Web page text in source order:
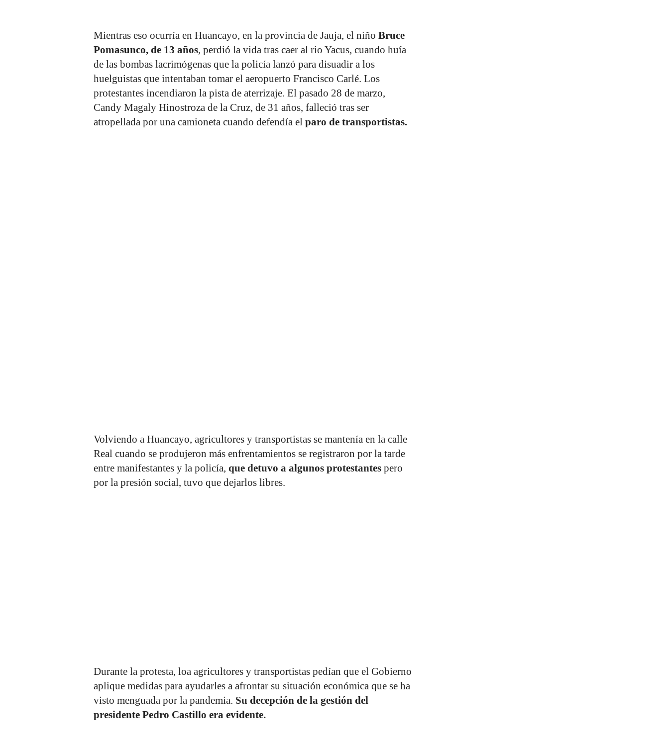
Mientras eso ocurría en Huancayo, en la provincia de Jauja, el niño Bruce
Pomasunco, de 13 años, perdió la vida tras caer al rio Yacus, cuando huía
de las bombas lacrimógenas que la policía lanzó para disuadir a los
huelguistas que intentaban tomar el aeropuerto Francisco Carlé. Los
protestantes incendiaron la pista de aterrizaje. El pasado 28 de marzo,
Candy Magaly Hinostroza de la Cruz, de 31 años, falleció tras ser
atropellada por una camioneta cuando defendía el paro de transportistas.
Volviendo a Huancayo, agricultores y transportistas se mantenía en la calle
Real cuando se produjeron más enfrentamientos se registraron por la tarde
entre manifestantes y la policía, que detuvo a algunos protestantes pero
por la presión social, tuvo que dejarlos libres.
Durante la protesta, loa agricultores y transportistas pedían que el Gobierno
aplique medidas para ayudarles a afrontar su situación económica que se ha
visto menguada por la pandemia. Su decepción de la gestión del
presidente Pedro Castillo era evidente.